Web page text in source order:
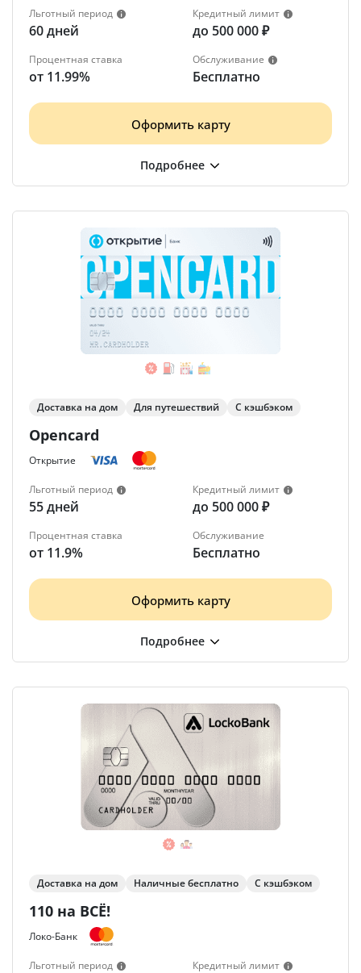
Льготный период
60 дней
Кредитный лимит
до 500 000 ₽
Процентная ставка
от 11.99%
Обслуживание
Бесплатно
Оформить карту
Opencard
Доставка на дом Для путешествий С кэшбэком
Открытие
Льготный период
55 дней
Кредитный лимит
до 500 000 ₽
Процентная ставка
от 11.9%
Обслуживание
Бесплатно
Оформить карту
110 на ВСЁ!
Доставка на дом Наличные бесплатно С кэшбэком
Локо-Банк
Льготный период Кредитный лимит